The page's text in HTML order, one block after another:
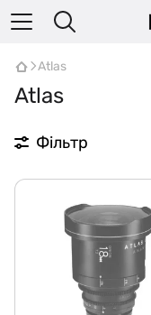
Atlas
Atlas
Фільтр